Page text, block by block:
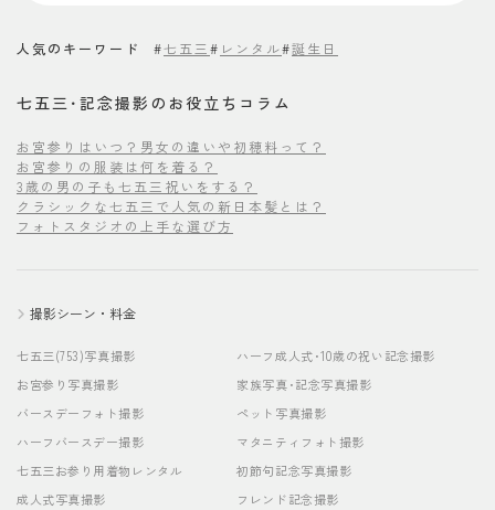
人気のキーワード #七五三 # レンタル#誕生日
七五三･記念撮影のお役立ちコラム
お宮参りはいつ？男女の違いや初穂料って？
お宮参りの服装は何を着る？
3歳の男の子も七五三祝いをする？
クラシックな七五三で人気の新日本髪とは？
フォトスタジオの上手な選び方
撮影シーン・料金
七五三(753)写真撮影
お宮参り写真撮影
バースデーフォト撮影
ハーフバースデー撮影
七五三お参り用着物レンタル
成人式写真撮影
ハーフ成人式･10歳の祝い記念撮影
家族写真･記念写真撮影
ペット写真撮影
マタニティフォト撮影
初節句記念写真撮影
フレンド記念撮影